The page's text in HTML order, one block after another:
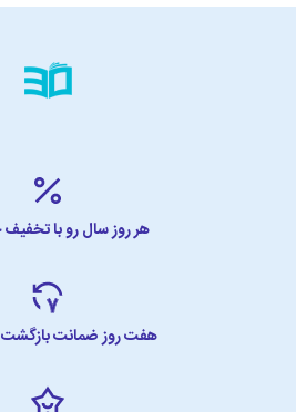
هر روز سال رو با
هفت روز ضمانت بازگشت